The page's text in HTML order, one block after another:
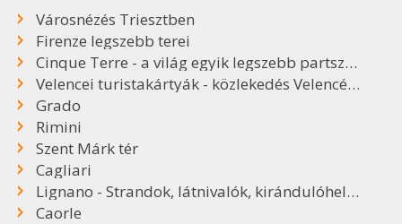
Városnézés Triesztben
Firenze legszebb terei
Cinque Terre - a világ egyik legszebb partszakasza
Velencei turistakártyák - közlekedés Velencében
Grado
Rimini
Szent Márk tér
Cagliari
Lignano - Strandok, látnivalók, kirándulóhelyek
Caorle